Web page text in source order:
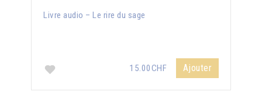
Livre audio – Le rire du sage
15.00CHF Ajouter